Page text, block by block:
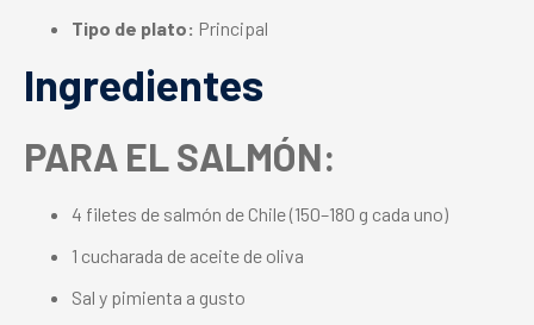
Tipo de plato: Principal
Ingredientes
PARA EL SALMÓN:
4 filetes de salmón de Chile (150–180 g cada uno)
1 cucharada de aceite de oliva
Sal y pimienta a gusto